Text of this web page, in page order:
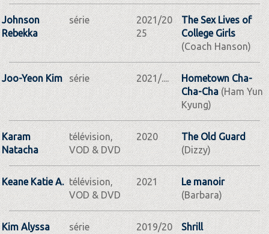
Johnson
Rebekka
série
2021/20
25
The Sex Lives of
College Girls
(Coach Hanson)
Joo-Yeon Kim série 2021/....
Hometown Cha-
Cha-Cha(Ham Yun
Kyung)
Karam
Natacha
télévision,
VOD & DVD
2020
The Old Guard
(Dizzy)
Keane Katie A. télévision,
VOD & DVD
2021
Le manoir
(Barbara)
Kim Alyssa
série
2019/20
Shrill